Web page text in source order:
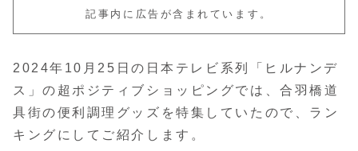
記事内に広告が含まれています。
2024年10月25日の日本テレビ系列「ヒルナンデ
ス」の超ポジティブショッピングでは、合羽橋道
具街の便利調理グッズを特集していたので、ラン
キングにしてご紹介します。